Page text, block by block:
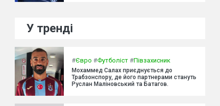
У тренді
#Євро #Футболіст #Півзахисник
Мохаммед Салах приєднується до
Трабзонспору, де його партнерами стануть
Руслан Маліновський та Батагов.